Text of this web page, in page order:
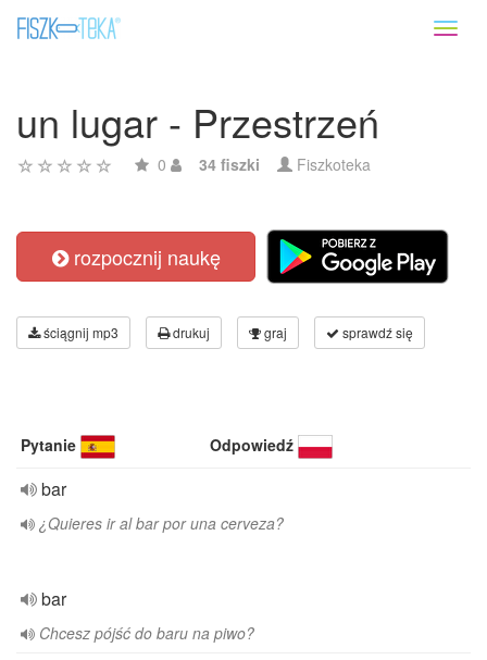
un lugar - Przestrzeń
0 34 fiszki Fiszkoteka
rozpocznij naukę
ściągnij mp3 drukuj graj sprawdź się
Pytanie Odpowiedź
bar
¿Quieres ir al bar por una cerveza?
bar
Chcesz pójść do baru na piwo?